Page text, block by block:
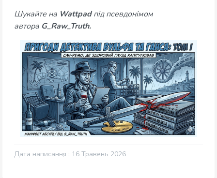
Шукайте на Wattpadпід псевдонімом
автора G_Raw_Truth.
Дата написання : 16 Травень 2026